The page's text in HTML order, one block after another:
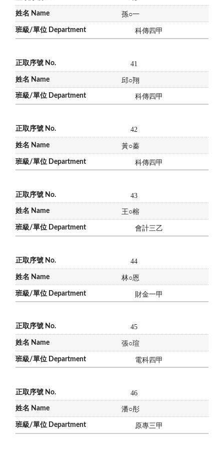
孫○一
科傳四甲
41
邱○翔
科傳四甲
42
黃○蓁
科傳四甲
43
王○榕
會計三乙
44
林○恩
財金一甲
45
張○瑄
電科四甲
46
潘○彤
原專三甲